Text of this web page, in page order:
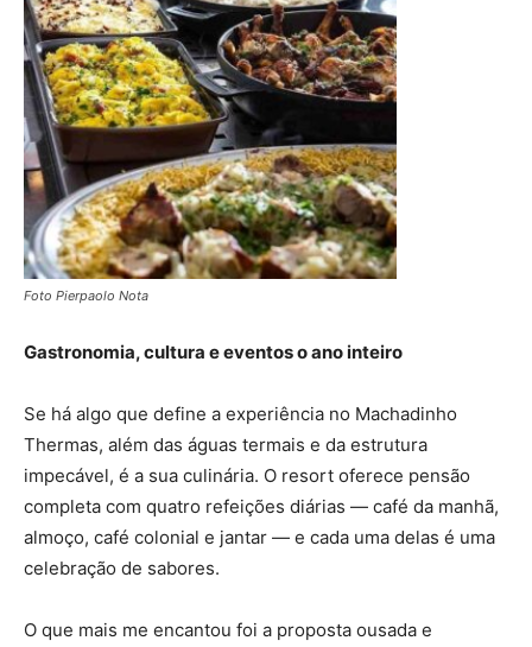
Foto Pierpaolo Nota
Gastronomia, cultura e eventos o ano inteiro
Se há algo que define a experiência no Machadinho
Thermas, além das águas termais e da estrutura
impecável, é a sua culinária. O resort oferece pensão
completa com quatro refeições diárias — café da manhã,
almoço, café colonial e jantar — e cada uma delas é uma
celebração de sabores.
O que mais me encantou foi a proposta ousada e